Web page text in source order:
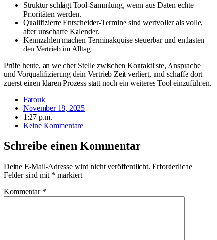
Struktur schlägt Tool-Sammlung, wenn aus Daten echte
Prioritäten werden.
Qualifizierte Entscheider-Termine sind wertvoller als volle,
aber unscharfe Kalender.
Kennzahlen machen Terminakquise steuerbar und entlasten
den Vertrieb im Alltag.
Prüfe heute, an welcher Stelle zwischen Kontaktliste, Ansprache
und Vorqualifizierung dein Vertrieb Zeit verliert, und schaffe dort
zuerst einen klaren Prozess statt noch ein weiteres Tool einzuführen.
Farouk
November 18, 2025
1:27 p.m.
Keine Kommentare
Schreibe einen Kommentar
Deine E-Mail-Adresse wird nicht veröffentlicht. Erforderliche
Felder sind mit * markiert
Kommentar *